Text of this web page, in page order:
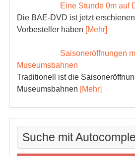
Eine Stunde 0m auf
Die BAE-DVD ist jetzt
Vorbesteller haben [Mehr]
Saisoneröffnungen
Museumsbahnen
Traditionell ist die
Museumsbahnen [Mehr]
Suche mit